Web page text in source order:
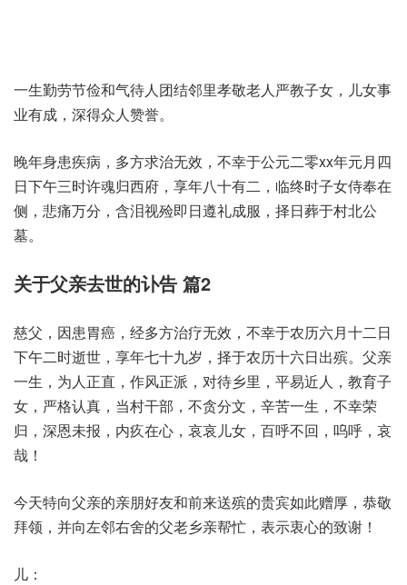
一生勤劳节俭和气待人团结邻里孝敬老人严教子女，儿女事
业有成，深得众人赞誉。
晚年身患疾病，多方求治无效，不幸于公元二零xx年元月四
日下午三时许魂归西府，享年八十有二，临终时子女侍奉在
侧，悲痛万分，含泪视殓即日遵礼成服，择日葬于村北公
墓。
关于父亲去世的讣告 篇2
慈父，因患胃癌，经多方治疗无效，不幸于农历六月十二日
下午二时逝世，享年七十九岁，择于农历十六日出殡。父亲
一生，为人正直，作风正派，对待乡里，平易近人，教育子
女，严格认真，当村干部，不贪分文，辛苦一生，不幸荣
归，深恩未报，内疚在心，哀哀儿女，百呼不回，呜呼，哀
哉！
今天特向父亲的亲朋好友和前来送殡的贵宾如此赠厚，恭敬
拜领，并向左邻右舍的父老乡亲帮忙，表示衷心的致谢！
儿：